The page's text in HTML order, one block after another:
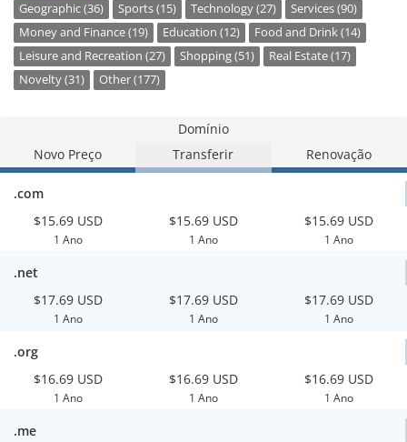
Geographic (36)
Sports (15) Technology (27)
Services (90)
Money and Finance (19)
Education (12)
Food and Drink (14)
Leisure and Recreation (27)
Shopping (51)
Real Estate (17)
Novelty (31)
Other (177)
Domínio
Novo Preço
Transferir Renovação
.com
$15.69 USD
1 Ano
$15.69 USD
1 Ano
$15.69 USD
1 Ano
.net
$17.69 USD
1 Ano
$17.69 USD
1 Ano
$17.69 USD
1 Ano
.org
$16.69 USD
1 Ano
$16.69 USD
1 Ano
$16.69 USD
1 Ano
.me